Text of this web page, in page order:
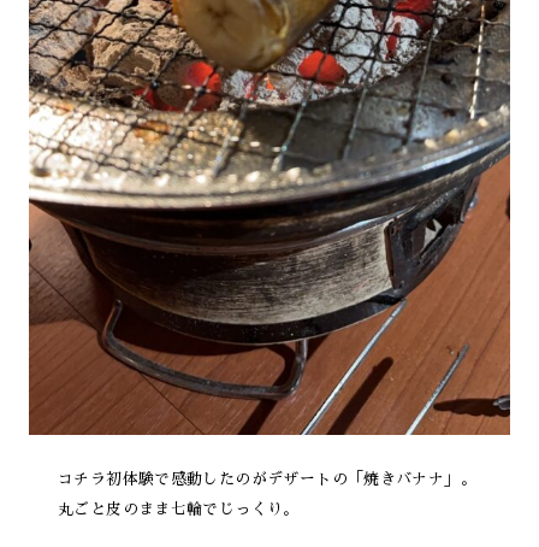
コチラ初体験で感動したのがデザートの「焼きバナナ」。
丸ごと皮のまま七輪でじっくり。